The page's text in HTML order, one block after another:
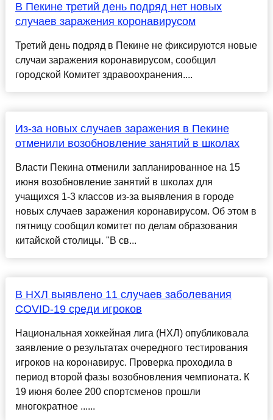
В Пекине третий день подряд нет новых
случаев заражения коронавирусом
Третий день подряд в Пекине не фиксируются новые
случаи заражения коронавирусом, сообщил
городской Комитет здравоохранения....
Из-за новых случаев заражения в Пекине
отменили возобновление занятий в школах
Власти Пекина отменили запланированное на 15
июня возобновление занятий в школах для
учащихся 1-3 классов из-за выявления в городе
новых случаев заражения коронавирусом. Об этом в
пятницу сообщил комитет по делам образования
китайской столицы. "В св...
В НХЛ выявлено 11 случаев заболевания
COVID-19 среди игроков
Национальная хоккейная лига (НХЛ) опубликовала
заявление о результатах очередного тестирования
игроков на коронавирус. Проверка проходила в
период второй фазы возобновления чемпионата. К
19 июня более 200 спортсменов прошли
многократное ......